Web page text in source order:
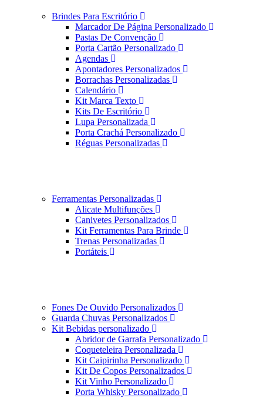
Brindes Para Escritório
Marcador De Página Personalizado
Pastas De Convenção
Porta Cartão Personalizado
Agendas
Apontadores Personalizados
Borrachas Personalizadas
Calendário
Kit Marca Texto
Kits De Escritório
Lupa Personalizada
Porta Crachá Personalizado
Réguas Personalizadas
Ferramentas Personalizadas
Alicate Multifunções
Canivetes Personalizados
Kit Ferramentas Para Brinde
Trenas Personalizadas
Portáteis
Fones De Ouvido Personalizados
Guarda Chuvas Personalizados
Kit Bebidas personalizado
Abridor de Garrafa Personalizado
Coqueteleira Personalizada
Kit Caipirinha Personalizado
Kit De Copos Personalizados
Kit Vinho Personalizado
Porta Whisky Personalizado